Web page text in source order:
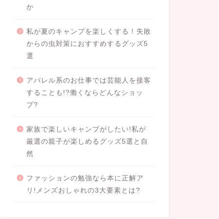
か
私が夏のキャンプを楽しくする！失敗
からの虫対策におすすめするグッズ5
選
アパレル系のお仕事では芸能人を接客
することも!?働くならどんなショッ
プ?
家族で楽しいキャンプがしたい!私が
厳選の親子が楽しめるグッズ5選と自
然
ファッションの勉強なら本に正解ア
リ!メンズおしゃれの3大要素とは?